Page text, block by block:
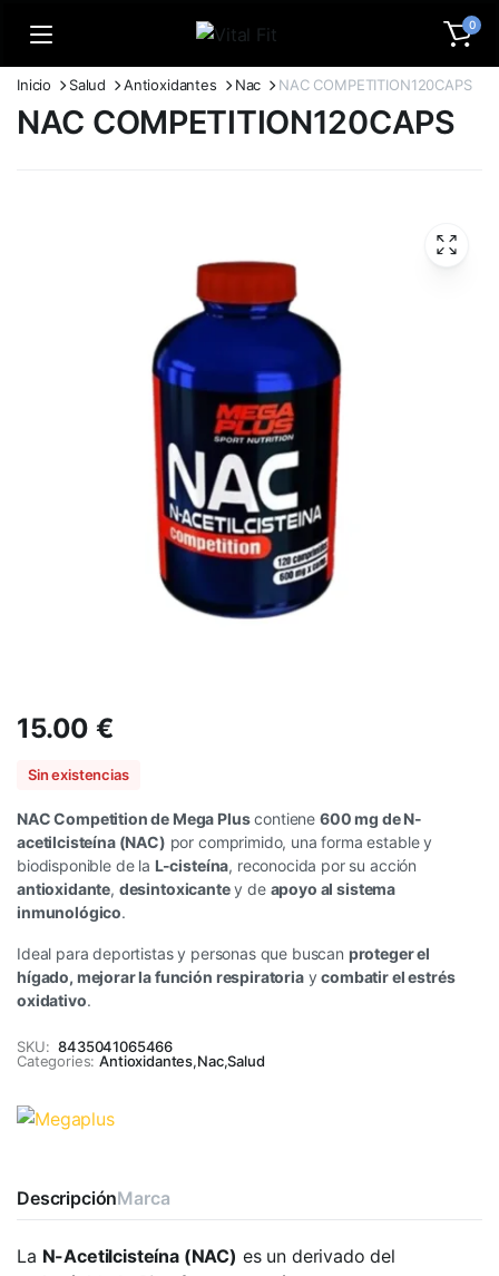
0
Inicio Salud Antioxidantes Nac NAC COMPETITION120CAPS
NAC COMPETITION120CAPS
15.00€
Sin existencias
NAC Competition de Mega Pluscontiene 600 mg de N-
acetilcisteína (NAC) por comprimido, una forma estable y
biodisponible de la L-cisteína, reconocida por su acción
antioxidante, desintoxicantey de apoyo al sistema
inmunológico.
Ideal para deportistas y personas que buscan proteger el
hígado, mejorar la función respiratoriaycombatir el estrés
oxidativo.
SKU: 8435041065466
Categories: Antioxidantes,Nac,Salud
DescripciónMarca
La N-Acetilcisteína (NAC) es un derivado del